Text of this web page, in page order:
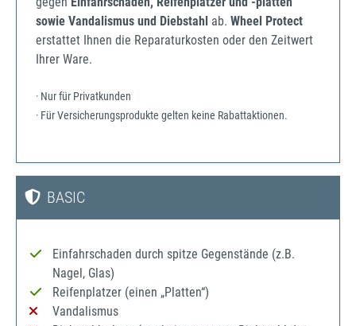
sowie Vandalismus und Diebstahl ab. Wheel Protect
erstattet Ihnen die Reparaturkosten oder den Zeitwert
Ihrer Ware.
· Nur für Privatkunden
· Für Versicherungsprodukte gelten keine Rabattaktionen.
BASIC
Einfahrschaden durch spitze Gegenstände (z.B.
Nagel, Glas)
Reifenplatzer (einen „Platten“)
Vandalismus